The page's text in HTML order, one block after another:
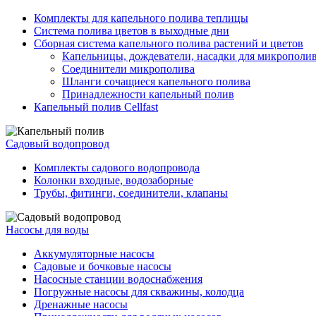
Комплекты для капельного полива теплицы
Система полива цветов в выходные дни
Сборная система капельного полива растений и цветов
Капельницы, дождеватели, насадки для
Соединители микрополива
Шланги сочащиеся капельного полива
Принадлежности капельный полив
Капельный полив Cellfast
Садовый водопровод
Комплекты садового водопровода
Колонки входные, водозаборные
Трубы, фитинги, соединители, клапаны
Насосы для воды
Аккумуляторные насосы
Садовые и бочковые насосы
Насосные станции водоснабжения
Погружные насосы для скважины, колодца
Дренажные насосы